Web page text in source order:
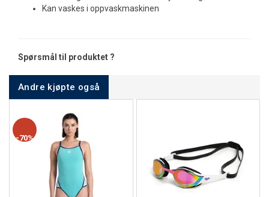
Kan vaskes i oppvaskmaskinen
Spørsmål til produktet ?
Andre kjøpte også
70%